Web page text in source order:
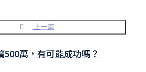
上一篇
500萬，有可能成功嗎？